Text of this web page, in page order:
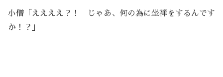
小僧「ええええ？！ じゃあ、何の為に坐禅をするんです
か！？」